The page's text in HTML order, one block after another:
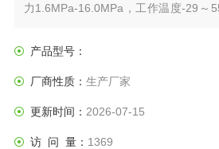
力1.6MPa-16.0MPa，工作温度-29～
质。驱动方式有手动、齿轮传动、电动
产品型号：
厂商性质： 生产厂家
更新时间： 2026-07-15
访 问 量： 1369